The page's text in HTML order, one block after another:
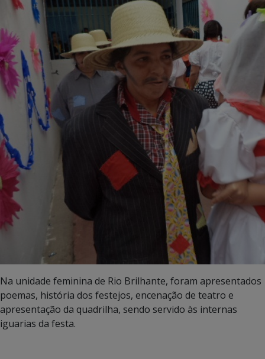
Na unidade feminina de Rio Brilhante, foram apresentados
poemas, história dos festejos, encenação de teatro e
apresentação da quadrilha, sendo servido às internas
iguarias da festa.